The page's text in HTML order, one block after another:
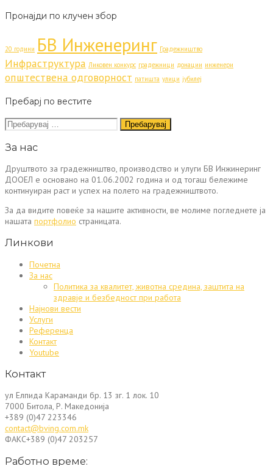
Пронајди по клучен збор
20 години БВ Инженеринг Градежништво
Инфраструктура Ликовен конкурс градежници донации инженери
општествена одговорност патишта улици јубилеј
Пребарј по вестите
Пребарувај
за:
За нас
Друштвото за градежништво, производство и улуги БВ Инжинеринг
ДООЕЛ е основано на 01.06.2002 година и од тогаш бележиме
континуиран раст и успех на полето на градежништвото.
За да видите повеќе за нашите активности, ве молиме погледнете ја
нашата портфолио страницата.
Линкови
Почетна
За нас
Политика за квалитет, животна средина, заштита на
здравје и безбедност при работа
Најнови вести
Услуги
Референца
Контакт
Youtube
Контакт
ул Елпида Караманди бр. 13 зг. 1 лок. 10
7000 Битола, Р. Македонија
+389 (0)47 223346
contact@bving.com.mk
ФАКС+389 (0)47 203257
Работно време: